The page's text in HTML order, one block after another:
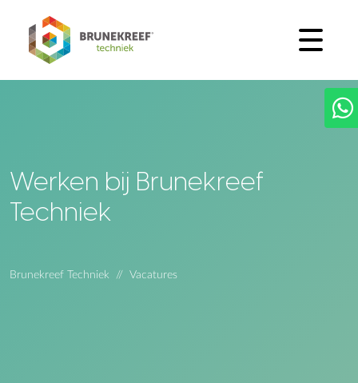
Werken bij Brunekreef
Techniek
Brunekreef Techniek Vacatures